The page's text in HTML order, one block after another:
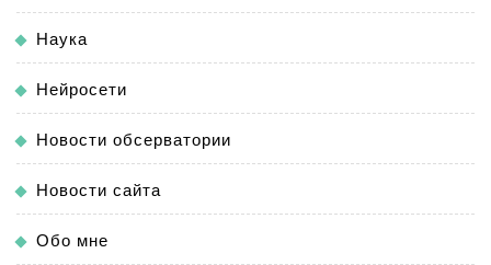
Наука
Нейросети
Новости обсерватории
Новости сайта
Обо мне